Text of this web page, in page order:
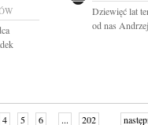
Dziewięć lat
od nas
4 5 6 ... 202